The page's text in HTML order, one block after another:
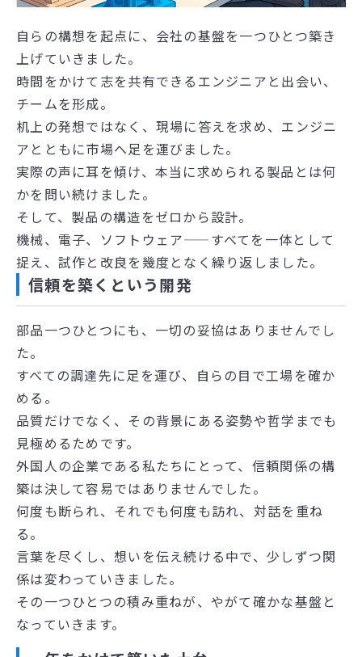
自らの構想を起点に、会社の基盤を一つひとつ築き
上げていきました。
時間をかけて志を共有できるエンジニアと出会い、
チームを形成。
机上の発想ではなく、現場に答えを求め、エンジニ
アとともに市場へ足を運びました。
実際の声に耳を傾け、本当に求められる製品とは何
かを問い続けました。
そして、製品の構造をゼロから設計。
機械、電子、ソフトウェア——すべてを一体として
捉え、試作と改良を幾度となく繰り返しました。
信頼を築くという開発
部品一つひとつにも、一切の妥協はありませんでし
た。
すべての調達先に足を運び、自らの目で工場を確か
める。
品質だけでなく、その背景にある姿勢や哲学までも
見極めるためです。
外国人の企業である私たちにとって、信頼関係の構
築は決して容易ではありませんでした。
何度も断られ、それでも何度も訪れ、対話を重ね
る。
言葉を尽くし、想いを伝え続ける中で、少しずつ関
係は変わっていきました。
その一つひとつの積み重ねが、やがて確かな基盤と
なっていきます。